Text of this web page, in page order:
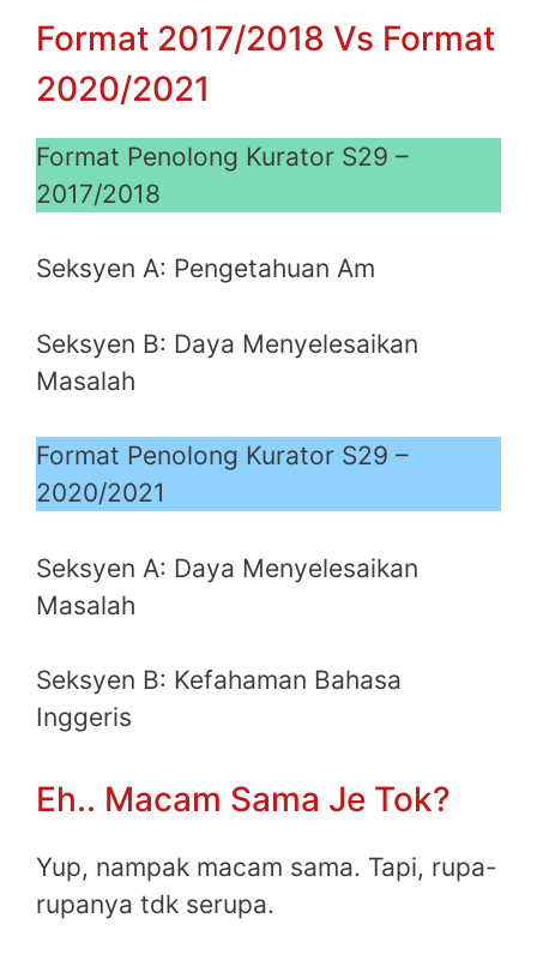
Format 2017/2018 Vs Format
2020/2021
Format Penolong Kurator S29 –
2017/2018
Seksyen A: Pengetahuan Am
Seksyen B: Daya Menyelesaikan
Masalah
Format Penolong Kurator S29 –
2020/2021
Seksyen A: Daya Menyelesaikan
Masalah
Seksyen B: Kefahaman Bahasa
Inggeris
Eh.. Macam Sama Je Tok?
Yup, nampak macam sama. Tapi, rupa-
rupanya tdk serupa.